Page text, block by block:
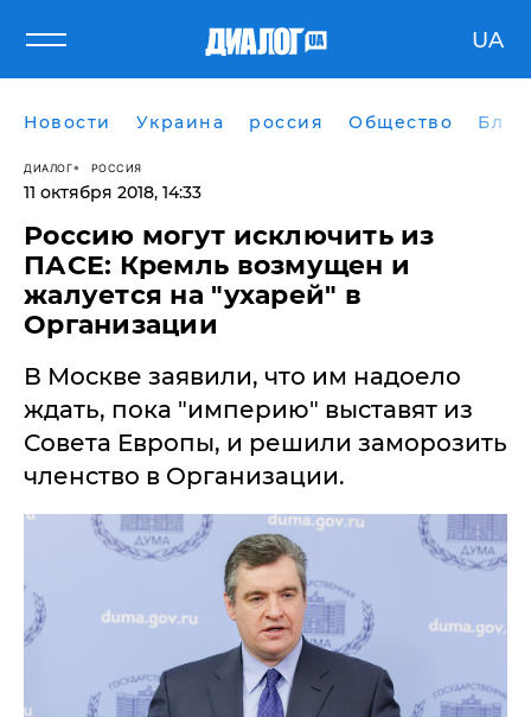
UA
Новости Украина россия Общество
ДИАЛОГ РОССИЯ
11 октября 2018, 14:33
Россию могут исключить из
ПАСЕ: Кремль возмущен и
жалуется на "ухарей" в
Организации
В Москве заявили, что им надоело
ждать, пока "империю" выставят из
Совета Европы, и решили заморозить
членство в Организации.